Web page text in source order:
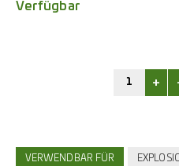
Verfügbar
+
VERWENDBAR FÜR